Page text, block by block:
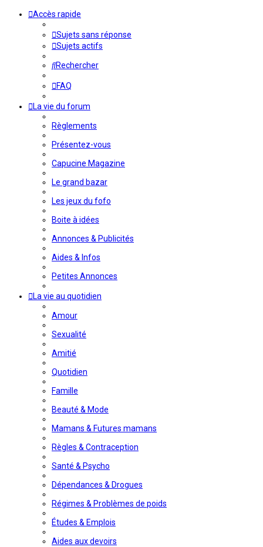
Accès rapide
Sujets sans réponse
Sujets actifs
Rechercher
FAQ
La vie du forum
Règlements
Présentez-vous
Capucine Magazine
Le grand bazar
Les jeux du fofo
Boite à idées
Annonces & Publicités
Aides & Infos
Petites Annonces
La vie au quotidien
Amour
Sexualité
Amitié
Quotidien
Famille
Beauté & Mode
Mamans & Futures mamans
Règles & Contraception
Santé & Psycho
Dépendances & Drogues
Régimes & Problèmes de poids
Études & Emplois
Aides aux devoirs